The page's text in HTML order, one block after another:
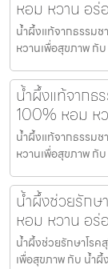
หอม หวาน อร่
น้ำผึ้งแท้จากธรรม
หวานเพื่อสุขภาพ กั
น้ำผึ้งแท้จากธ
100% หอม ห
น้ำผึ้งแท้จากธรรม
หวานเพื่อสุขภาพ กั
น้ำผึ้งช่วยรักษ
หอม หวาน อร่
น้ำผึ้งช่วยรักษาโรค
เพื่อสุขภาพ กับ น้ำผึ้